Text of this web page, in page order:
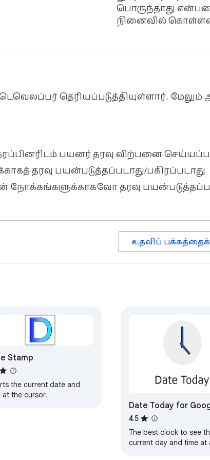
பொருந்தாது
நினைவில்
தெரியப்படுத்தியுள்ளார். மேலும்
பயனர் தரவு விற்பனை
தரவு பயன்படுத்தப்படாது/பகிரப்படாது
தரவு
உதவிப் பக்கத்தைக்
Stamp
the current date and
at the cursor.
Date Today for
Chrome
4.5
The best clock to see
current day and time at